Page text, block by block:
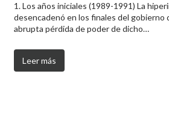
1. Los años iniciales (1989-1991) La
desencadenó en los finales del gobierno
abrupta pérdida de poder de dicho…
Leer más